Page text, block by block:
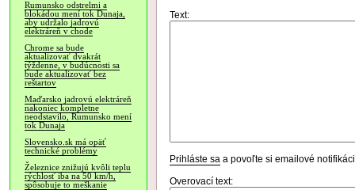
Rumunsko odstrelmi a
blokádou mení tok Dunaja,
aby udržalo jadrovú
elektráreň v chode
Chrome sa bude
aktualizovať dvakrát
týždenne, v budúcnosti sa
bude aktualizovať bez
reštartov
Maďarsko jadrovú elektráreň
nakoniec kompletne
neodstavilo, Rumunsko mení
tok Dunaja
Slovensko.sk má opäť
technické problémy
Železnice znižujú kvôli teplu
rýchlosť iba na 50 km/h,
spôsobuje to meškanie
Text:
Prihláste sa a povoľte si emailové
Overovací text: